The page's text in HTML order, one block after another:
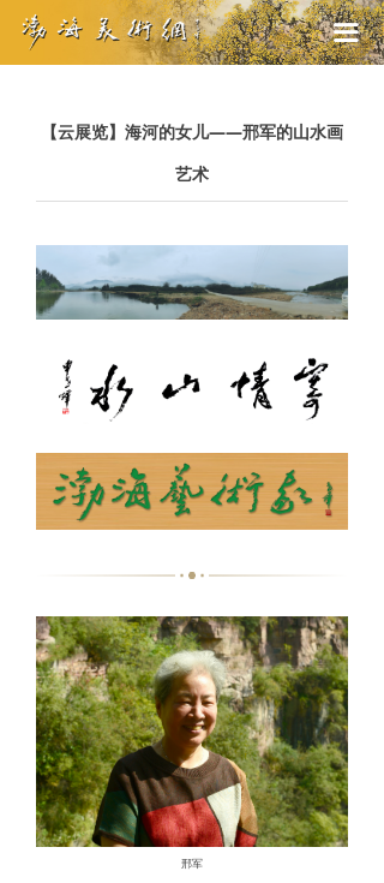
끀
【云展览】海河的女儿——邢军的山水画
艺术
邢军